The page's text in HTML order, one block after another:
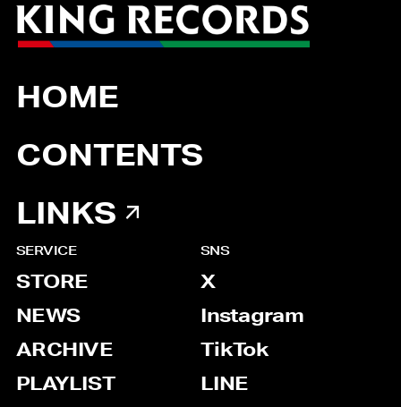
HOME
CONTENTS
LINKS
SERVICE
STORE
NEWS
ARCHIVE
PLAYLIST
SNS
X
Instagram
TikTok
LINE